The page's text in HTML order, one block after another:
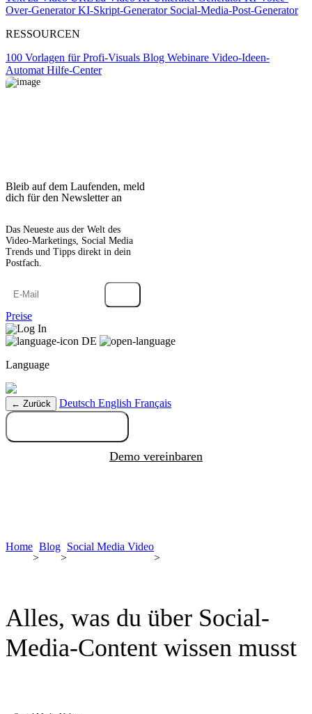
Over-GeneratorKI-Skript-Generator Social-Media-Post-Generator
RESSOURCEN
100 Vorlagen für Profi-Visuals Blog Webinare Video-Ideen-
Automat Hilfe-Center
Bleib auf dem Laufenden, meld
dich für den Newsletter an
Das Neueste aus der Welt des
Video-Marketings, Social Media
Trends und Tipps direkt in dein
Postfach.
Preise
Log In
DE
Language
← Zurück Deutsch English Français
Demo vereinbaren
Home
>
Blog
>
Social Media Video
>
Alles, was du über Social-
Media-Content wissen musst